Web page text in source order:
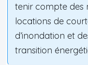
tenir compte des
locations de
d’inondation et
transition